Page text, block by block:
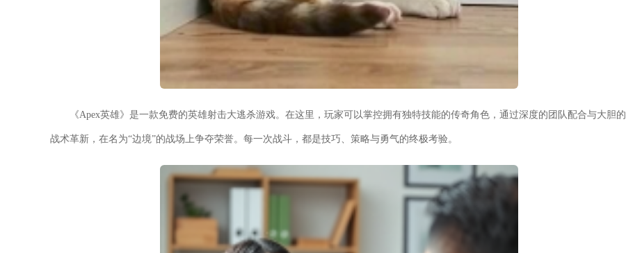
《Apex英雄》是一款免费的英雄射击大逃杀游戏。在这里，玩家可以掌控拥有独特技能的传奇角色，通过深度的团队配合与大胆的
战术革新，在名为“边境”的战场上争夺荣誉。每一次战斗，都是技巧、策略与勇气的终极考验。